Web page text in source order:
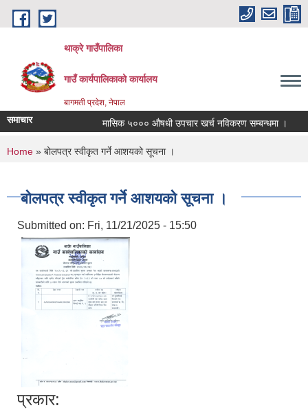
Skip to main content
थाक्रे गाउँपालिका
गाउँ कार्यपालिकाको कार्यालय
बागमती प्रदेश, नेपाल
समाचार मासिक ५००० औषधी उपचार खर्च नविकरण सम्बन्धमा ।
You are here
Home » बोलपत्र स्वीकृत गर्ने आशयको सूचना ।
बोलपत्र स्वीकृत गर्ने आशयको सूचना ।
Submitted on: Fri, 11/21/2025 - 15:50
प्रकार: